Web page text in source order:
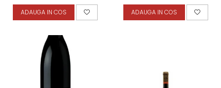
ADAUGA IN COS ADAUGA IN COS